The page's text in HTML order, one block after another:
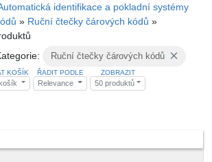
identifikace a pokladní systémy
» Ruční čtečky čárových kódů »
Ruční čtečky čárových kódů
KOŠÍK ŘADIT PODLE
Relevance
ZOBRAZIT
50 produktů